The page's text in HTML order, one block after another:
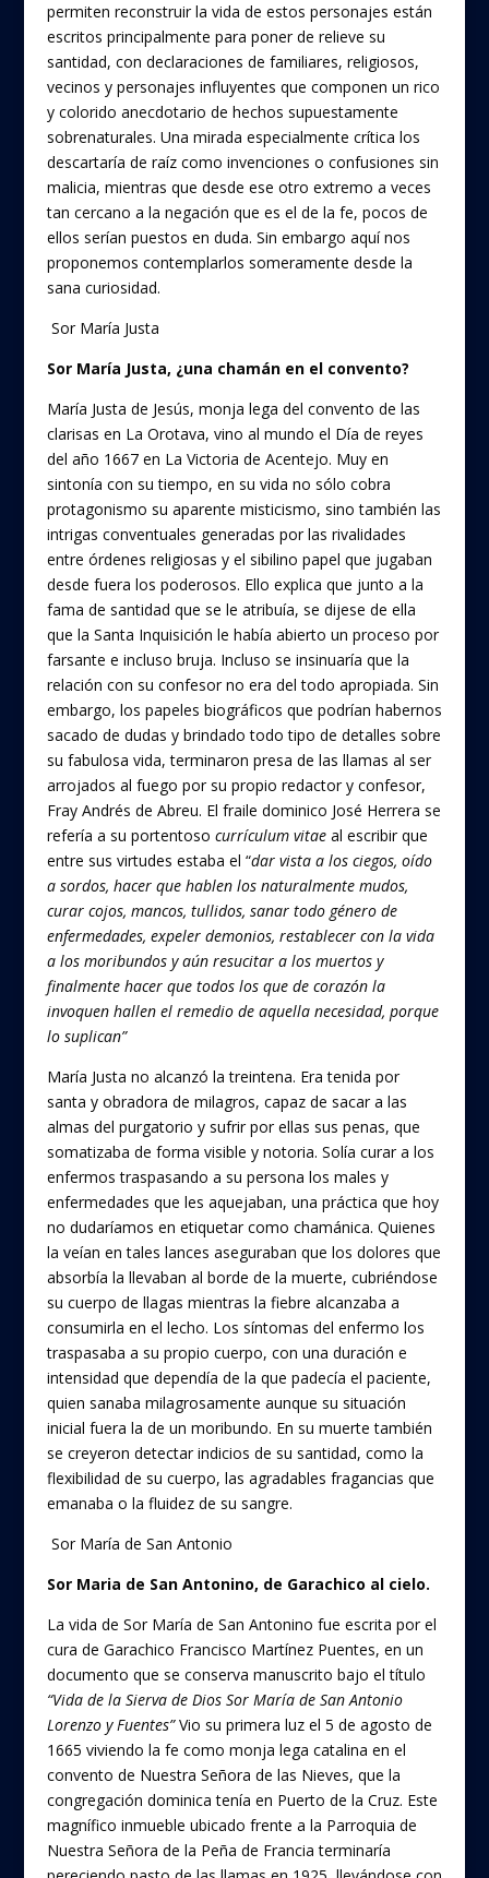
permiten reconstruir la vida de estos personajes están
escritos principalmente para poner de relieve su
santidad, con declaraciones de familiares, religiosos,
vecinos y personajes influyentes que componen un rico
y colorido anecdotario de hechos supuestamente
sobrenaturales. Una mirada especialmente crítica los
descartaría de raíz como invenciones o confusiones sin
malicia, mientras que desde ese otro extremo a veces
tan cercano a la negación que es el de la fe, pocos de
ellos serían puestos en duda. Sin embargo aquí nos
proponemos contemplarlos someramente desde la
sana curiosidad.
Sor María Justa
Sor María Justa, ¿una chamán en el convento?
María Justa de Jesús, monja lega del convento de las
clarisas en La Orotava, vino al mundo el Día de reyes
del año 1667 en La Victoria de Acentejo. Muy en
sintonía con su tiempo, en su vida no sólo cobra
protagonismo su aparente misticismo, sino también las
intrigas conventuales generadas por las rivalidades
entre órdenes religiosas y el sibilino papel que jugaban
desde fuera los poderosos. Ello explica que junto a la
fama de santidad que se le atribuía, se dijese de ella
que la Santa Inquisición le había abierto un proceso por
farsante e incluso bruja. Incluso se insinuaría que la
relación con su confesor no era del todo apropiada. Sin
embargo, los papeles biográficos que podrían habernos
sacado de dudas y brindado todo tipo de detalles sobre
su fabulosa vida, terminaron presa de las llamas al ser
arrojados al fuego por su propio redactor y confesor,
Fray Andrés de Abreu. El fraile dominico José Herrera se
refería a su portentoso currículum vitaeal escribir que
entre sus virtudes estaba el “dar vista a los ciegos, oído
a sordos, hacer que hablen los naturalmente mudos,
curar cojos, mancos, tullidos, sanar todo género de
enfermedades, expeler demonios, restablecer con la vida
a los moribundos y aún resucitar a los muertos y
finalmente hacer que todos los que de corazón la
invoquen hallen el remedio de aquella necesidad, porque
lo suplican”
María Justa no alcanzó la treintena. Era tenida por
santa y obradora de milagros, capaz de sacar a las
almas del purgatorio y sufrir por ellas sus penas, que
somatizaba de forma visible y notoria. Solía curar a los
enfermos traspasando a su persona los males y
enfermedades que les aquejaban, una práctica que hoy
no dudaríamos en etiquetar como chamánica. Quienes
la veían en tales lances aseguraban que los dolores que
absorbía la llevaban al borde de la muerte, cubriéndose
su cuerpo de llagas mientras la fiebre alcanzaba a
consumirla en el lecho. Los síntomas del enfermo los
traspasaba a su propio cuerpo, con una duración e
intensidad que dependía de la que padecía el paciente,
quien sanaba milagrosamente aunque su situación
inicial fuera la de un moribundo. En su muerte también
se creyeron detectar indicios de su santidad, como la
flexibilidad de su cuerpo, las agradables fragancias que
emanaba o la fluidez de su sangre.
Sor María de San Antonio
Sor Maria de San Antonino, de Garachico al cielo.
La vida de Sor María de San Antonino fue escrita por el
cura de Garachico Francisco Martínez Puentes, en un
documento que se conserva manuscrito bajo el título
“Vida de la Sierva de Dios Sor María de San Antonio
Lorenzo y Fuentes”Vio su primera luz el 5 de agosto de
1665 viviendo la fe como monja lega catalina en el
convento de Nuestra Señora de las Nieves, que la
congregación dominica tenía en Puerto de la Cruz. Este
magnífico inmueble ubicado frente a la Parroquia de
Nuestra Señora de la Peña de Francia terminaría